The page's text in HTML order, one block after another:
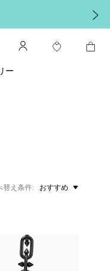
ー
替え条件 おすすめ